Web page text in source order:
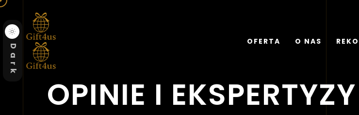
OFERTA O NAS
OPINIE I EKSPERTYZY
Dark